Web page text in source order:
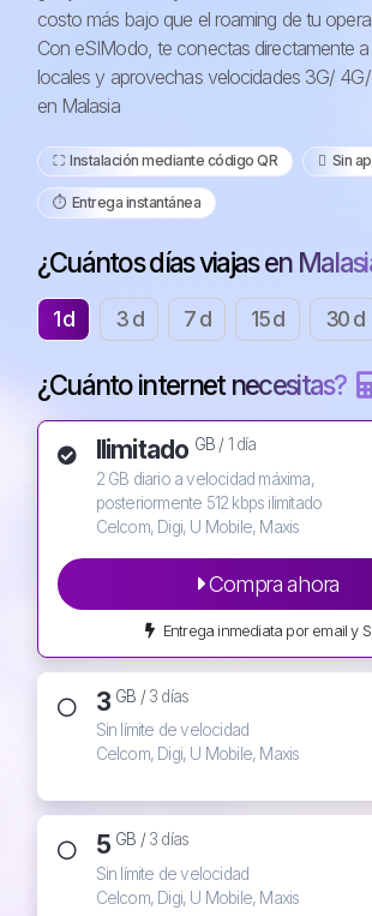
costo más bajo que el roaming de tu
Con eSIModo, te conectas directamente a
locales y aprovechas velocidades 3G/
en Malasia
⛶️️ Instalación mediante código QR ️ Sin
⏱️️ Entrega instantánea
¿Cuántos días viajas en
1 d 3 d 7 d 15 d 30 d
¿Cuánto internet necesitas?
Ilimitado GB /1 día
2 GB diario a velocidad máxima,
posteriormente 512 kbps ilimitado
Celcom, Digi, U Mobile, Maxis
Compra ahora
Entrega inmediata por email y
3 GB /3 días
Sin límite de velocidad
Celcom, Digi, U Mobile, Maxis
5 GB /3 días
Sin límite de velocidad
Celcom, Digi, U Mobile, Maxis